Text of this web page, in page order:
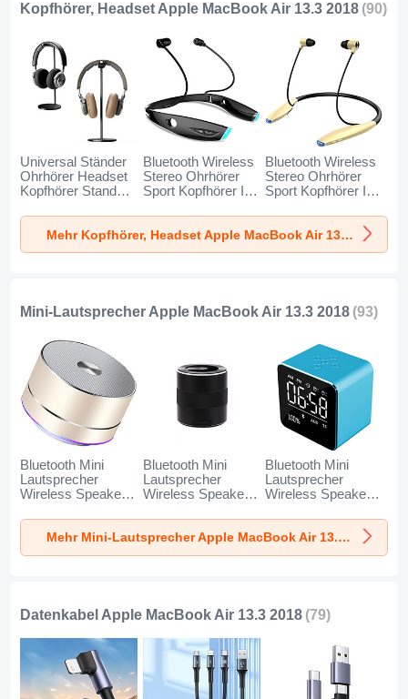
Kopfhörer, Headset Apple MacBook Air 13.3 2018 (90)
Universal Ständer
Ohrhörer Headset
Kopfhörer Stand
MacBook Air 13.3
2018 Schwarz
Bluetooth Wireless
Stereo Ohrhörer
Sport Kopfhörer In
für Apple MacBook
Air 13.3 2018
Schwarz
Bluetooth Wireless
Stereo Ohrhörer
Sport Kopfhörer In
für Apple MacBook
Air 13.3 2018 Gold
Mehr Kopfhörer, Headset Apple MacBook Air 13.3 2018
Mini-Lautsprecher Apple MacBook Air 13.3 2018 (93)
Bluetooth Mini
Lautsprecher
Wireless Speaker
Apple MacBook Air
13.3 2018 Gold
Bluetooth Mini
Lautsprecher
Wireless Speaker
Apple MacBook Air
13.3 2018 Schwarz
Bluetooth Mini
Lautsprecher
Wireless Speaker
Apple MacBook Air
13.3 2018 Blau
Mehr Mini-Lautsprecher Apple MacBook Air 13.3 2018
Datenkabel Apple MacBook Air 13.3 2018 (79)